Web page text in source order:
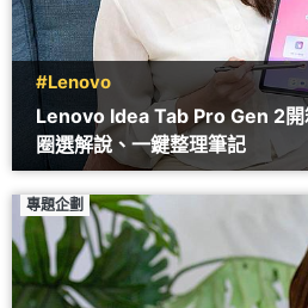
#Lenovo
Lenovo Idea Tab Pro Gen 2
圈選解說、一鍵整理筆記
專題企劃